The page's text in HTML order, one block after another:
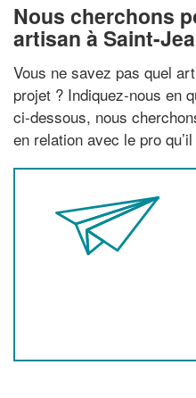
Nous cherchons
artisan à Saint-
Vous ne savez pas quel
projet ? Indiquez-nous en
ci-dessous, nous
en relation avec le pro